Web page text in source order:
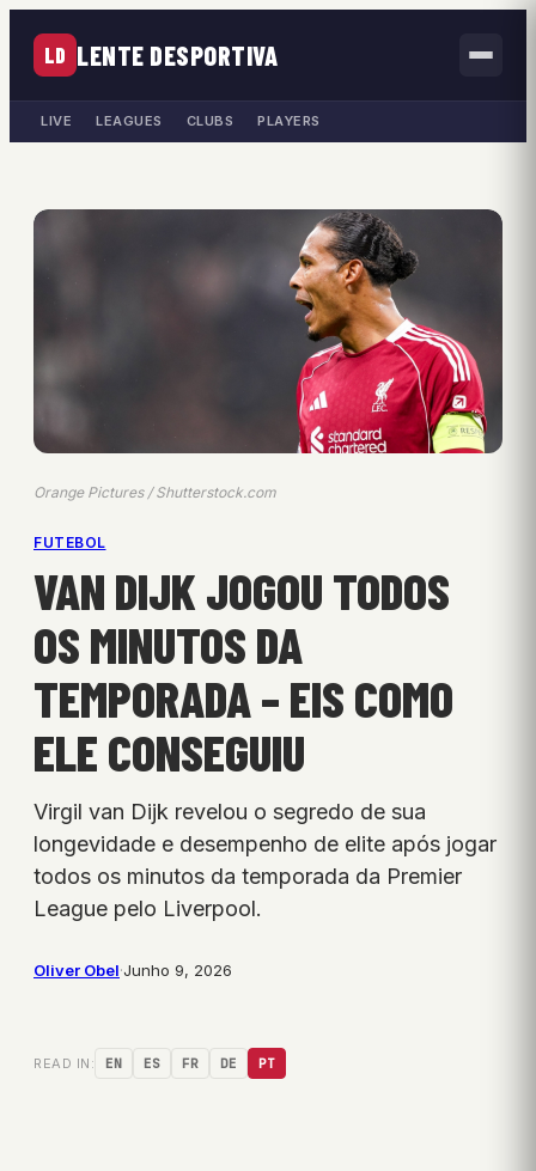
LD LENTE DESPORTIVA
LIVE LEAGUES CLUBS PLAYERS
Orange Pictures / Shutterstock.com
FUTEBOL
VAN DIJK JOGOU TODOS
OS MINUTOS DA
TEMPORADA – EIS COMO
ELE CONSEGUIU
Virgil van Dijk revelou o segredo de sua
longevidade e desempenho de elite após jogar
todos os minutos da temporada da Premier
League pelo Liverpool.
Oliver Obel·Junho 9, 2026
READ IN: EN ES FR DE PT